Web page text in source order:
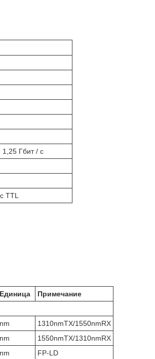
Гбит / с
TTL
Единица
Примечание
nm
1310nmTX/1550nmRX
nm 1550nmTX/1310nmRX
nm
FP-LD